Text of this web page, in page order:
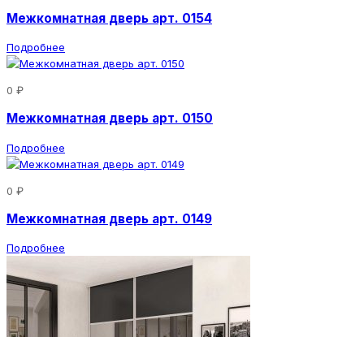
Межкомнатная дверь арт. 0154
Подробнее
0 ₽
Межкомнатная дверь арт. 0150
Подробнее
0 ₽
Межкомнатная дверь арт. 0149
Подробнее